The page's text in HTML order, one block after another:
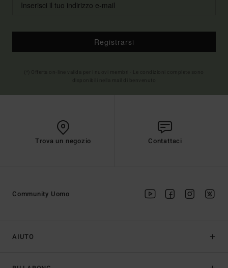
Registrarsi
Trova un negozio Contattaci
AIUTO
Community Uomo